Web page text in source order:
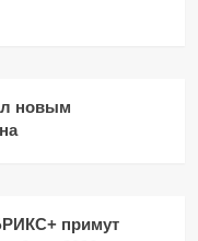
новым
примут